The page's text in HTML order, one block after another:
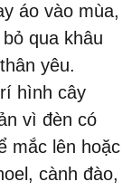
áo vào mùa,
qua khâu
yêu.
hình cây
vì đèn có
mắc lên hoặc
cành đào,